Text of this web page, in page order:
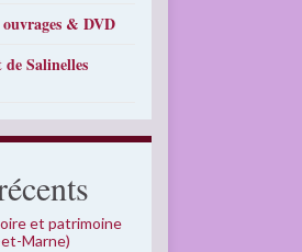
& DVD
Salinelles
et patrimoine
et-Marne)